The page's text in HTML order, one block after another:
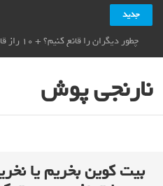
جدید
چطور دیگران را قانع کنیم؟ + ۱۰ راز قانع کردن دیگران_نارنجی پوش
نارنجی پوش